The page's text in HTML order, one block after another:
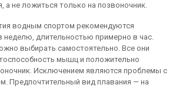
а не ложиться только на позвоночник.
водным спортом рекомендуются
неделю, длительностью примерно в час.
выбирать самостоятельно. Все они
мышц и положительно
Исключением являются проблемы с
Предпочтительный вид плавания — на